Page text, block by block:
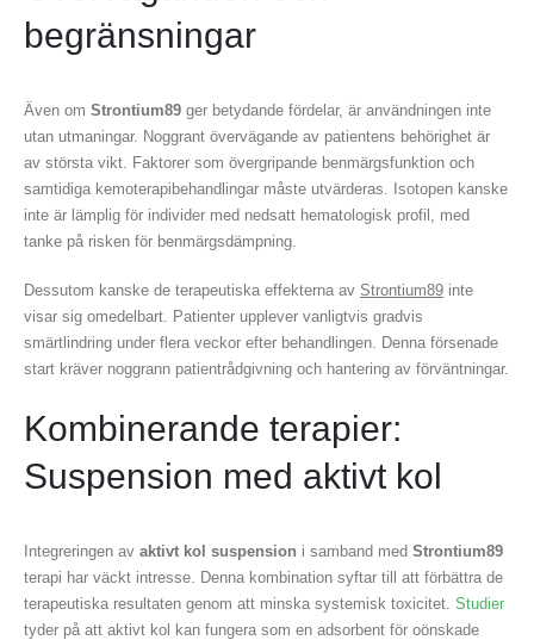
begränsningar
Även om Strontium89 ger betydande fördelar, är användningen inte
utan utmaningar. Noggrant övervägande av patientens behörighet är
av största vikt. Faktorer som övergripande benmärgsfunktion och
samtidiga kemoterapibehandlingar måste utvärderas. Isotopen kanske
inte är lämplig för individer med nedsatt hematologisk profil, med
tanke på risken för benmärgsdämpning.
Dessutom kanske de terapeutiska effekterna av Strontium89 inte
visar sig omedelbart. Patienter upplever vanligtvis gradvis
smärtlindring under flera veckor efter behandlingen. Denna försenade
start kräver noggrann patientrådgivning och hantering av förväntningar.
Kombinerande terapier:
Suspension med aktivt kol
Integreringen av aktivt kol suspension i samband med Strontium89
terapi har väckt intresse. Denna kombination syftar till att förbättra de
terapeutiska resultaten genom att minska systemisk toxicitet. Studier
tyder på att aktivt kol kan fungera som en adsorbent för oönskade